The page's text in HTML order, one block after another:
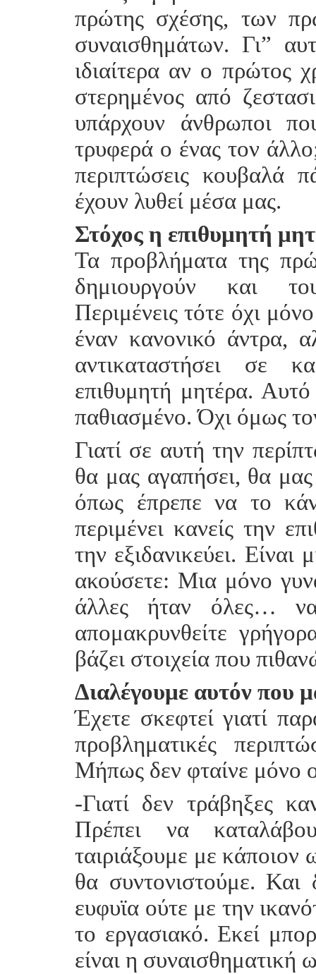
πρώτης σχέσης, των
συναισθημάτων. Γι”
ιδιαίτερα αν ο πρώτος
στερημένος από
υπάρχουν άνθρωποι
τρυφερά ο ένας τον
περιπτώσεις κουβαλά
έχουν λυθεί μέσα μας.
Στόχος η επιθυμητή
Τα προβλήματα της
δημιουργούν και
Περιμένεις τότε όχι
έναν κανονικό άντρα,
αντικαταστήσει σε
επιθυμητή μητέρα.
παθιασμένο. Όχι όμως
Γιατί σε αυτή την
θα μας αγαπήσει, θα μας
όπως έπρεπε να το
περιμένει κανείς την
την εξιδανικεύει.
ακούσετε: Μια μόνο
άλλες ήταν όλες…
απομακρυνθείτε
βάζει στοιχεία που
Διαλέγουμε αυτόν που
Έχετε σκεφτεί γιατί
προβληματικές
Μήπως δεν φταίνε μόνο
-Γιατί δεν τράβηξες
Πρέπει να
ταιριάξουμε με
θα συντονιστούμε. Και
ευφυϊα ούτε με την
το εργασιακό. Εκεί
είναι η συναισθηματική